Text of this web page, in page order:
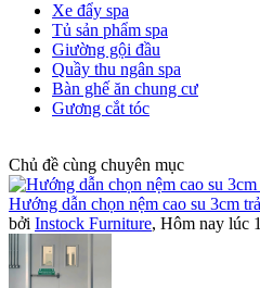
Xe đẩy spa
Tủ sản phẩm spa
Giường gội đầu
Quầy thu ngân spa
Bàn ghế ăn chung cư
Gương cắt tóc
Chủ đề cùng chuyên mục
Hướng dẫn chọn nệm cao su 3cm
bởi Instock Furniture, Hôm nay lúc